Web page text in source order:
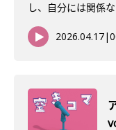
し、自分には関係
2026.04.17|